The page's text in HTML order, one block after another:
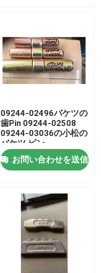
09244-02496バケツの
歯Pin 09244-02508
09244-03036の小松の
バケツ ピン
お問い合わせを送信